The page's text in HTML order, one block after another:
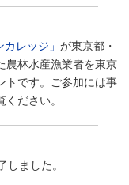
カレッジ」が東京都・
農林水産漁業者を東京
トです。ご参加には事
ださい。
しました。